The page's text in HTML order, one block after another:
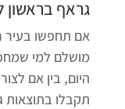
גראף בראשון
אם תחפשו בעיר
מושלם למי
היום, בין אם
תקבלו בתוצאות